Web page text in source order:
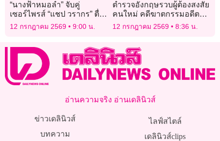
“นางฟ้าหมอลำ” จับคู่
เซอร์ไพรส์ “แชป วรากร” ตื่น
เต้น ประกบหมอลำดาวรุ่ง
“ยูกิ เพ็ญผกา”
12 กรกฎาคม 2569 9:00 น.
ตำรวจอังกฤษรวบผู้ต้องสงสัย
คนใหม่ คดีฆาตกรรมอดีต
รัฐมนตรีหญิง
12 กรกฎาคม 2569 8:36 น.
อ่านความจริง อ่านเดลินิวส์
ข่าวเดลินิวส์
บทความ
ไลฟ์สไตล์
เดลินิวส์clips